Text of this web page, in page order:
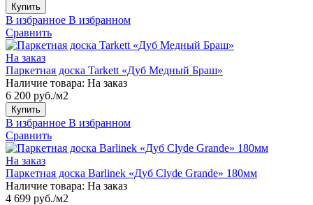
Купить
В избранное В избранном
Сравнить
На заказ
Паркетная доска Tarkett «Дуб Медный Браш»
Наличие товара: На заказ
6 200 руб./м2
Купить
В избранное В избранном
Сравнить
На заказ
Паркетная доска Barlinek «Дуб Clyde Grande» 180мм
Наличие товара: На заказ
4 699 руб./м2